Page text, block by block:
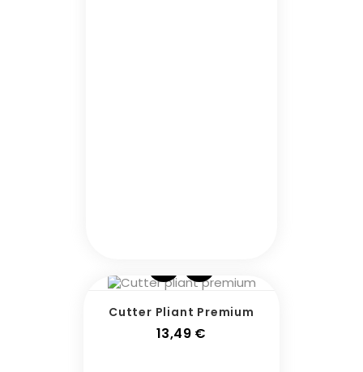
Cutter Pliant Premium
13,49 €